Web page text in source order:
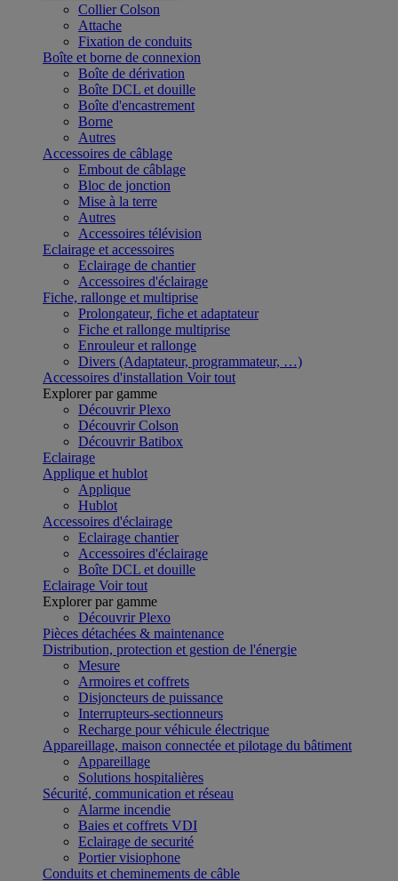
Collier Colson
Attache
Fixation de conduits
Boîte et borne de connexion
Boîte de dérivation
Boîte DCL et douille
Boîte d'encastrement
Borne
Autres
Accessoires de câblage
Embout de câblage
Bloc de jonction
Mise à la terre
Autres
Accessoires télévision
Eclairage et accessoires
Eclairage de chantier
Accessoires d'éclairage
Fiche, rallonge et multiprise
Prolongateur, fiche et adaptateur
Fiche et rallonge multiprise
Enrouleur et rallonge
Divers (Adaptateur, programmateur, …)
Accessoires d'installation Voir tout
Explorer par gamme
Découvrir Plexo
Découvrir Colson
Découvrir Batibox
Eclairage
Applique et hublot
Applique
Hublot
Accessoires d'éclairage
Eclairage chantier
Accessoires d'éclairage
Boîte DCL et douille
Eclairage Voir tout
Explorer par gamme
Découvrir Plexo
Pièces détachées & maintenance
Distribution, protection et gestion de l'énergie
Mesure
Armoires et coffrets
Disjoncteurs de puissance
Interrupteurs-sectionneurs
Recharge pour véhicule électrique
Appareillage, maison connectée et pilotage du bâtiment
Appareillage
Solutions hospitalières
Sécurité, communication et réseau
Alarme incendie
Baies et coffrets VDI
Eclairage de securité
Portier visiophone
Conduits et cheminements de câble